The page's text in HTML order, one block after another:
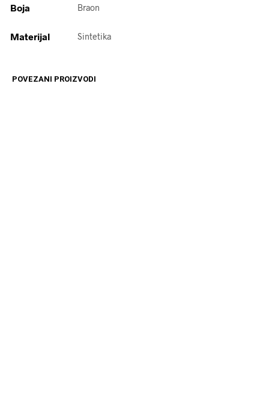
Boja Braon
Materijal Sintetika
POVEZANI PROIZVODI